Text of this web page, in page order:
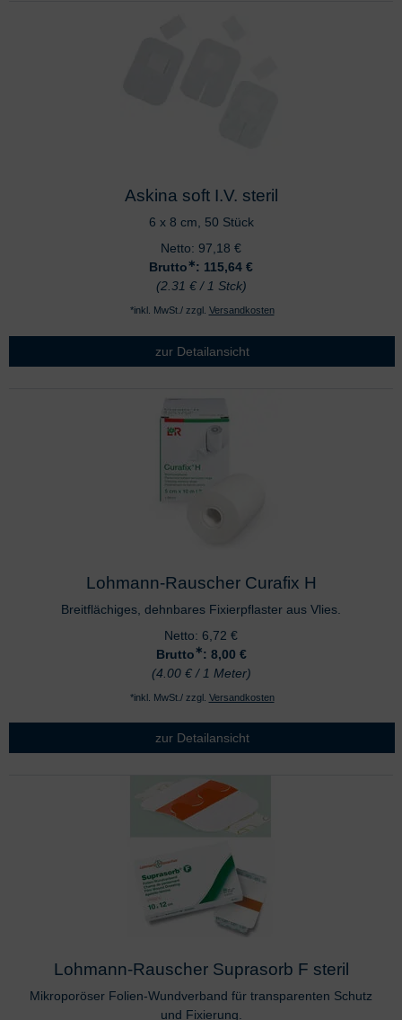
Askina soft I.V. steril
6 x 8 cm, 50 Stück
Netto: 97,18 €
Brutto∗: 115,64 €
(2.31 € / 1 Stck)
*inkl. MwSt./ zzgl. Versandkosten
zur Detailansicht
Lohmann-Rauscher Curafix H
Breitflächiges, dehnbares Fixierpflaster aus Vlies.
Netto: 6,72 €
Brutto∗: 8,00 €
(4.00 € / 1 Meter)
*inkl. MwSt./ zzgl. Versandkosten
zur Detailansicht
Lohmann-Rauscher Suprasorb F steril
Mikroporöser Folien-Wundverband für transparenten Schutz
und Fixierung.